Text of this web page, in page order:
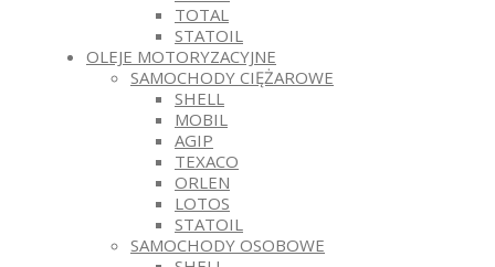
TOTAL
STATOIL
OLEJE MOTORYZACYJNE
SAMOCHODY CIĘŻAROWE
SHELL
MOBIL
AGIP
TEXACO
ORLEN
LOTOS
STATOIL
SAMOCHODY OSOBOWE